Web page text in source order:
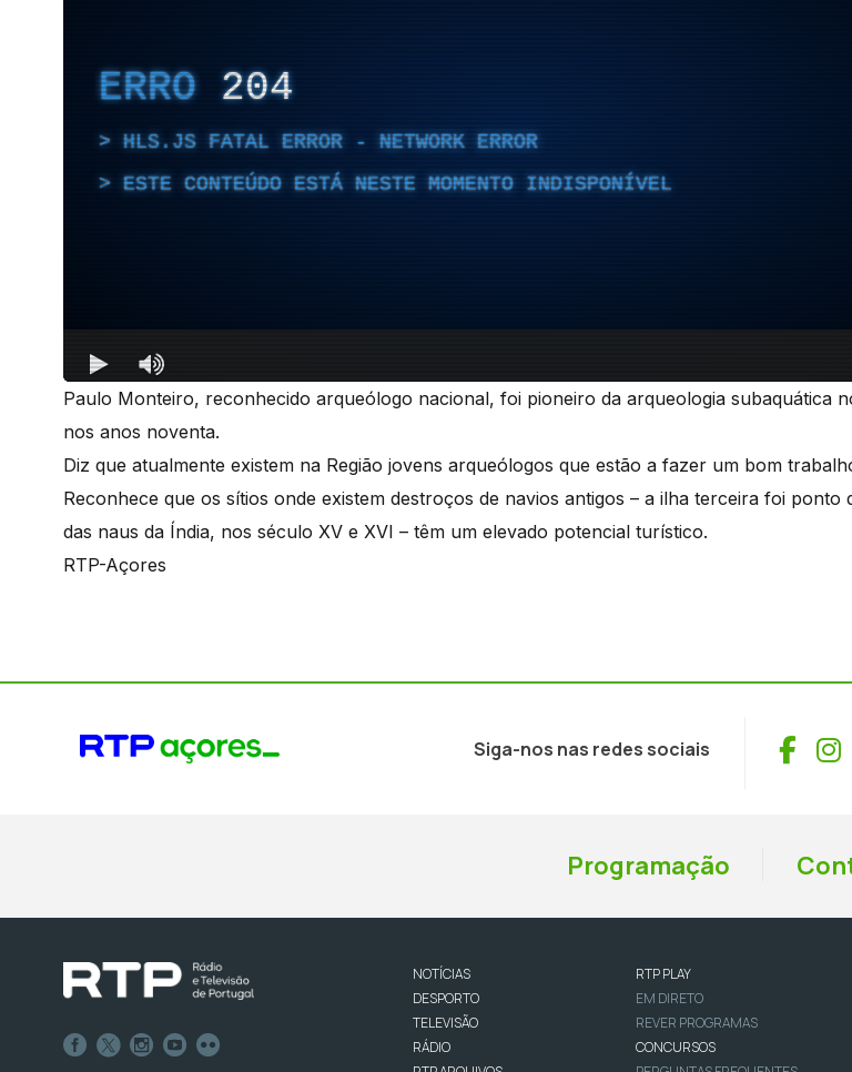
Paulo Monteiro, reconhecido arqueólogo nacional, foi pioneiro da arqueologia subaquática
nos anos noventa.
Diz que atualmente existem na Região jovens arqueólogos que estão a fazer um bom
Reconhece que os sítios onde existem destroços de navios antigos – a ilha terceira foi ponto
das naus da Índia, nos século XV e XVI – têm um elevado potencial turístico.
RTP-Açores
Siga-nos nas redes sociais
Programação
NOTÍCIAS
DESPORTO
TELEVISÃO
RÁDIO
RTP PLAY
EM DIRETO
REVER PROGRAMAS
CONCURSOS